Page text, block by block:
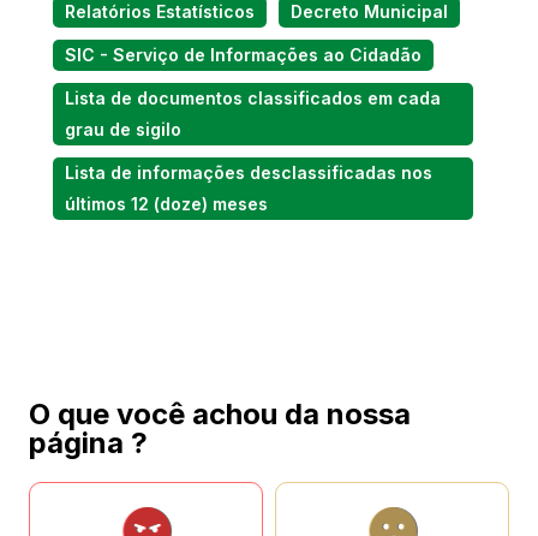
Relatórios Estatísticos Decreto Municipal
SIC - Serviço de Informações ao Cidadão
Lista de documentos classificados em cada
grau de sigilo
Lista de informações desclassificadas nos
últimos 12 (doze) meses
O que você achou da nossa
página ?